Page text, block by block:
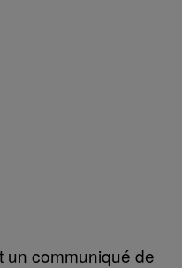
un communiqué de